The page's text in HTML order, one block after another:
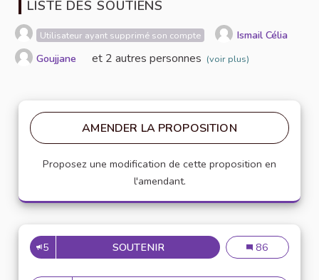
LISTE DES SOUTIENS
Utilisateur ayant supprimé son compte
Ismail Célia
Goujjane
et 2 autres personnes (voir plus)
AMENDER LA PROPOSITION
Proposez une modification de cette proposition en
l'amendant.
5 SOUTENIRRÉDACTION D’UNE CHARTE
Rédaction
86